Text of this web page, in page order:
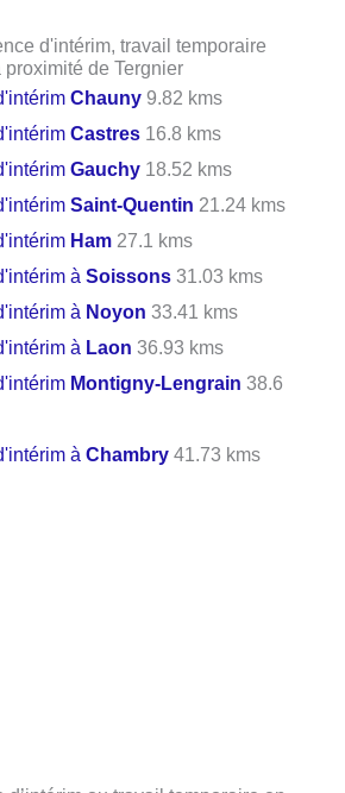
d'intérim, travail temporaire
de Tergnier
Chauny 9.82 kms
Castres 16.8 kms
Gauchy 18.52 kms
Saint-Quentin 21.24 kms
Ham 27.1 kms
àSoissons 31.03 kms
à Noyon 33.41 kms
à Laon 36.93 kms
Montigny-Lengrain 38.6
àChambry 41.73 kms